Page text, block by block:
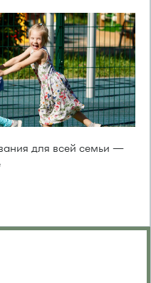
для всей семьи —